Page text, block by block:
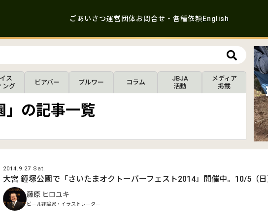
ごあいさつ運営団体お問合せ・各種依頼English
ス
ング
ビアバー ブルワー コラム
JBJA
活動
メディア
掲載
」の記事一覧
2014.9.27 Sat.
大宮 鐘塚公園で「さいたまオクトーバーフェスト2014」開催中。10/5（
藤原 ヒロユキ
ビール評論家・イラストレーター